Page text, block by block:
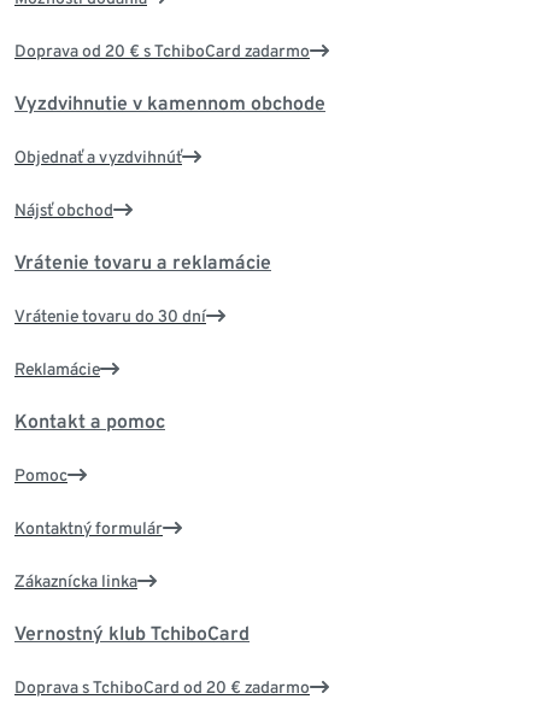
Doprava od 20 € s TchiboCard zadarmo
Vyzdvihnutie v kamennom obchode
Objednať a vyzdvihnúť
Nájsť obchod
Vrátenie tovaru a reklamácie
Vrátenie tovaru do 30 dní
Reklamácie
Kontakt a pomoc
Pomoc
Kontaktný formulár
Zákaznícka linka
Vernostný klub TchiboCard
Doprava s TchiboCard od 20 € zadarmo